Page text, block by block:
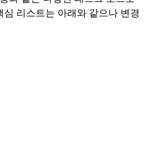
심 리스트는 아래와 같으나 변경